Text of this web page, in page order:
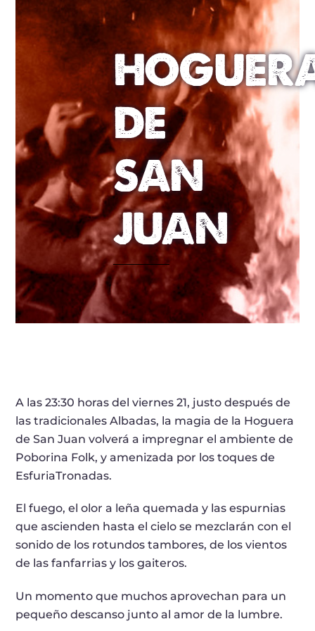
DE
SAN
JUAN
A las 23:30 horas del viernes 21, justo después de
las tradicionales Albadas, la magia de la Hoguera
de San Juan volverá a impregnar el ambiente de
Poborina Folk, y amenizada por los toques de
EsfuriaTronadas.
El fuego, el olor a leña quemada y las espurnias
que ascienden hasta el cielo se mezclarán con el
sonido de los rotundos tambores, de los vientos
de las fanfarrias y los gaiteros.
Un momento que muchos aprovechan para un
pequeño descanso junto al amor de la lumbre.